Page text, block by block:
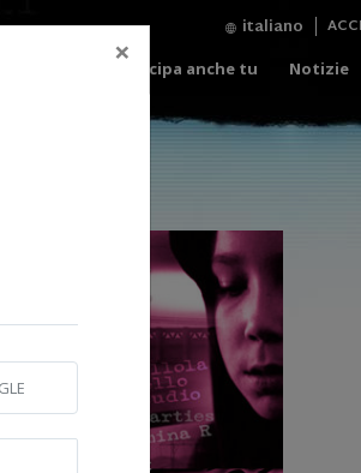
italiano
gratuiti Partecipa anche tu Notizie
×